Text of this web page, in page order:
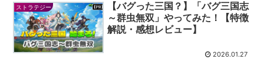
ストラテジー
【バグった三国？】「バグ三国志
～群虫無双」やってみた！【特徴
解説・感想レビュー】
2026.01.27